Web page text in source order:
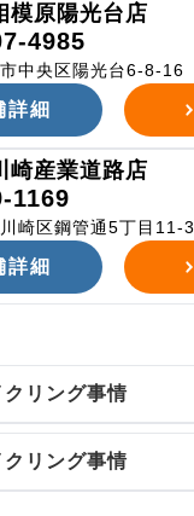
模原陽光台店
4985
中央区陽光台6-8-16
詳細
崎産業道路店
1169
崎区鋼管通5丁目11-3
詳細
リング事情
リング事情